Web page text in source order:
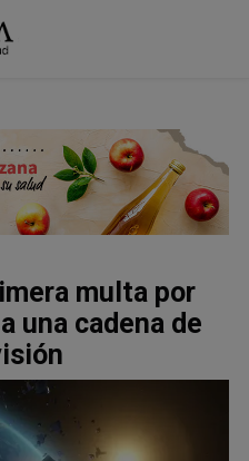
multa por
una cadena de